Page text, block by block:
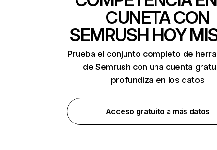
CUNETA CON
SEMRUSH HOY
Prueba el conjunto completo de
de Semrush con una cuenta
profundiza en los datos
Acceso gratuito a más datos